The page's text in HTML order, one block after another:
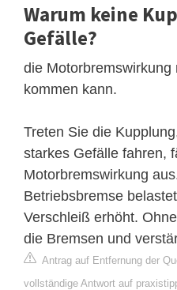
Warum keine
Gefälle?
die Motorbremswirkung
kommen kann.
Treten Sie die
starkes Gefälle fahren,
Motorbremswirkung
Betriebsbremse
Verschleiß erhöht.
die Bremsen und
Antrag auf Entfernung der
vollständige Antwort auf